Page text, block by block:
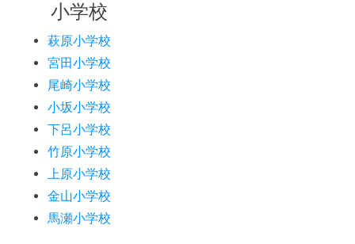
小学校
萩原小学校
宮田小学校
尾崎小学校
小坂小学校
下呂小学校
竹原小学校
上原小学校
金山小学校
馬瀬小学校